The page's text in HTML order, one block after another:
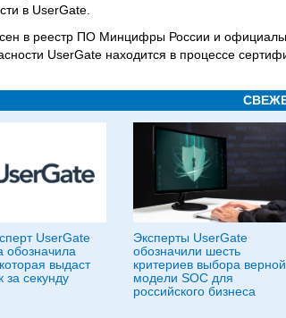
в UserGate.
в реестр ПО Минцифры России и
UserGate находится в процессе
UserGate
обозначила
выдаст
за секунду
Эксперты UserGate
обозначили шесть
критериев выбора верной
модели SOC для
российского бизнеса